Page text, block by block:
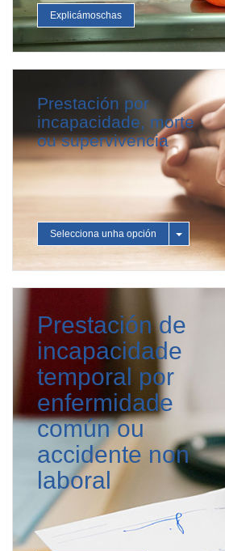
Explicámoschas
Prestación por
incapacidade, morte
ou supervivencia
Selecciona unha opción
Toggle
Dropdown
Prestación de
incapacidade
temporal por
enfermidade
común ou
accidente non
laboral